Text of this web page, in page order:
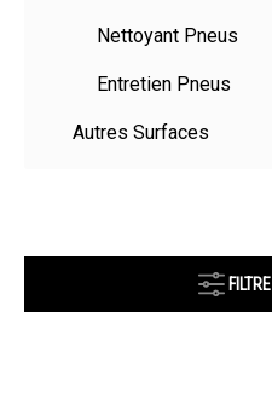
Nettoyant Pneus
Entretien Pneus
Autres Surfaces
FILTRE